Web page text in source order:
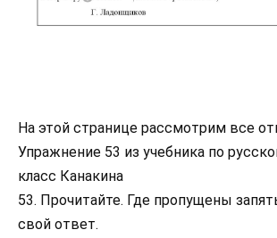
На этой странице рассмотрим все
Упражнение 53 из учебника по
класс Канакина
53. Прочитайте. Где пропущены
свой ответ.